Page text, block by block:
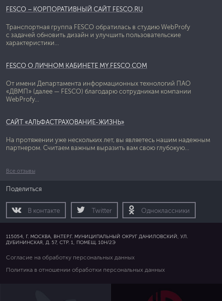
FESCO – КОРПОРАТИВНЫЙ САЙТ FESCO.RU
Транспортная группа FESCO обратилась в студию WebProfy
с задачей обновить дизайн и улучшить пользовательские
характеристики...
FESCO О ЛИЧНОМ КАБИНЕТЕ MY.FESCO.COM
От имени Департамента информационных технологий ПАО
«ДВМП» (далее — FESCO) благодарю сотрудникам компании
WebProfy...
САЙТ «АЛЬФАСТРАХОВАНИЕ-ЖИЗНЬ»
На протяжении уже нескольких лет, вы являетесь нашим надежным
партнером. Считаем важным выразить вам свою глубокую...
Все отзывы
Поделиться
В контакте Twitter Одноклассники
115054, Г. МОСКВА, ВН.ТЕР.Г. МУНИЦИПАЛЬНЫЙ ОКРУГ ДАНИЛОВСКИЙ, УЛ.
ДУБИНИНСКАЯ, Д. 57, СТР. 1, ПОМЕЩ. 10Н/2Э
Согласие на обработку персональных данных
Политика в отношении обработки персональных данных